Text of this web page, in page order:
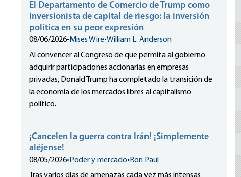
El Departamento de Comercio de Trump como
inversionista de capital de riesgo: la inversión
política en su peor expresión
08/06/2026• Mises Wire•William L. Anderson
Al convencer al Congreso de que permita al gobierno
adquirir participaciones accionarias en empresas
privadas, Donald Trump ha completado la transición de
la economía de los mercados libres al capitalismo
político.
¡Cancelen la guerra contra Irán! ¡Simplemente
aléjense!
08/05/2026• Poder y mercado• Ron Paul